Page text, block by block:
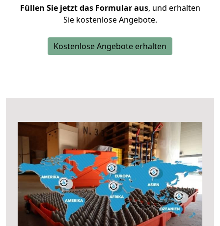
Füllen Sie jetzt das Formular aus, und erhalten
Sie kostenlose Angebote.
Kostenlose Angebote erhalten